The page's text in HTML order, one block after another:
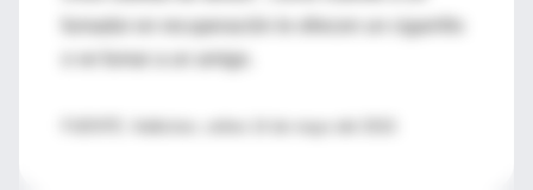
fumador en recuperación le ofrecen un cigarrillo
o ve fumar a un amigo.